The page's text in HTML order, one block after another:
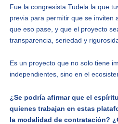
Fue la congresista Tudela la que
previa para permitir que se inviten
que eso pase, y que el proyecto
transparencia, seriedad y
Es un proyecto que no solo tiene
independientes, sino en el
¿Se podría afirmar que el
quienes trabajan en estas
la modalidad de contratación?